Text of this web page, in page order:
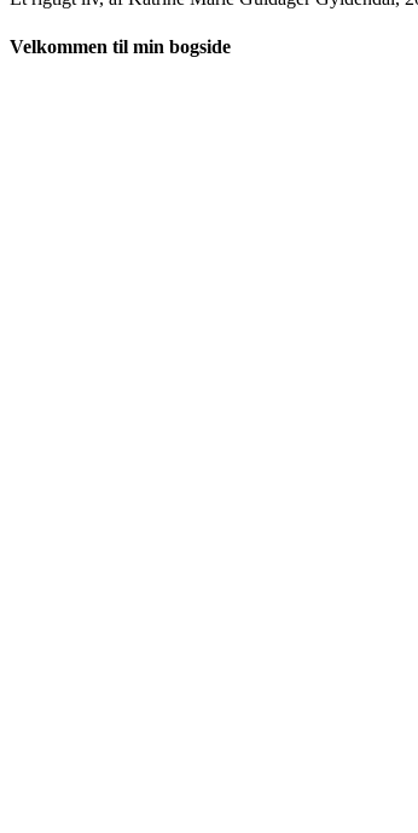
Velkommen til min bogside